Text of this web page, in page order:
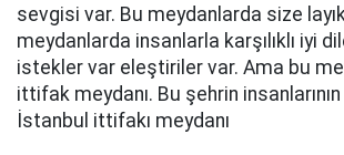
sevgisi var. Bu meydanlarda size
meydanlarda insanlarla karşılıklı iyi
istekler var eleştiriler var. Ama bu
ittifak meydanı. Bu şehrin
İstanbul ittifakı meydanı